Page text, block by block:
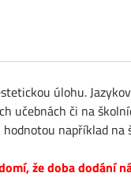
úlohu.
učebnách či na
například na
že doba dodání